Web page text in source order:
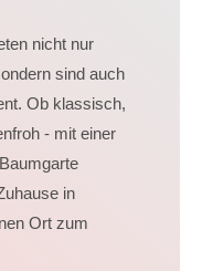
nicht nur
sind auch
Ob klassisch,
- mit einer
in
Ort zum